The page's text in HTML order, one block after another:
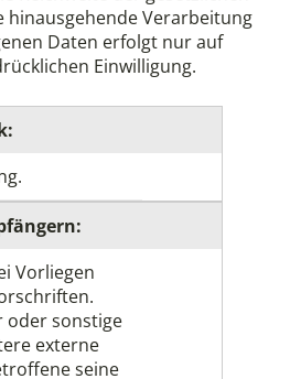
hinausgehende Verarbeitung
Daten erfolgt nur auf
Einwilligung.
Vorliegen
oder sonstige
externe
seine